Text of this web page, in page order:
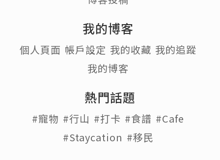
我的博客
個人頁面 帳戶設定 我的收藏 我的追蹤
我的博客
熱門話題
#寵物 #行山 #打卡 #食譜 #Cafe
#Staycation #移民